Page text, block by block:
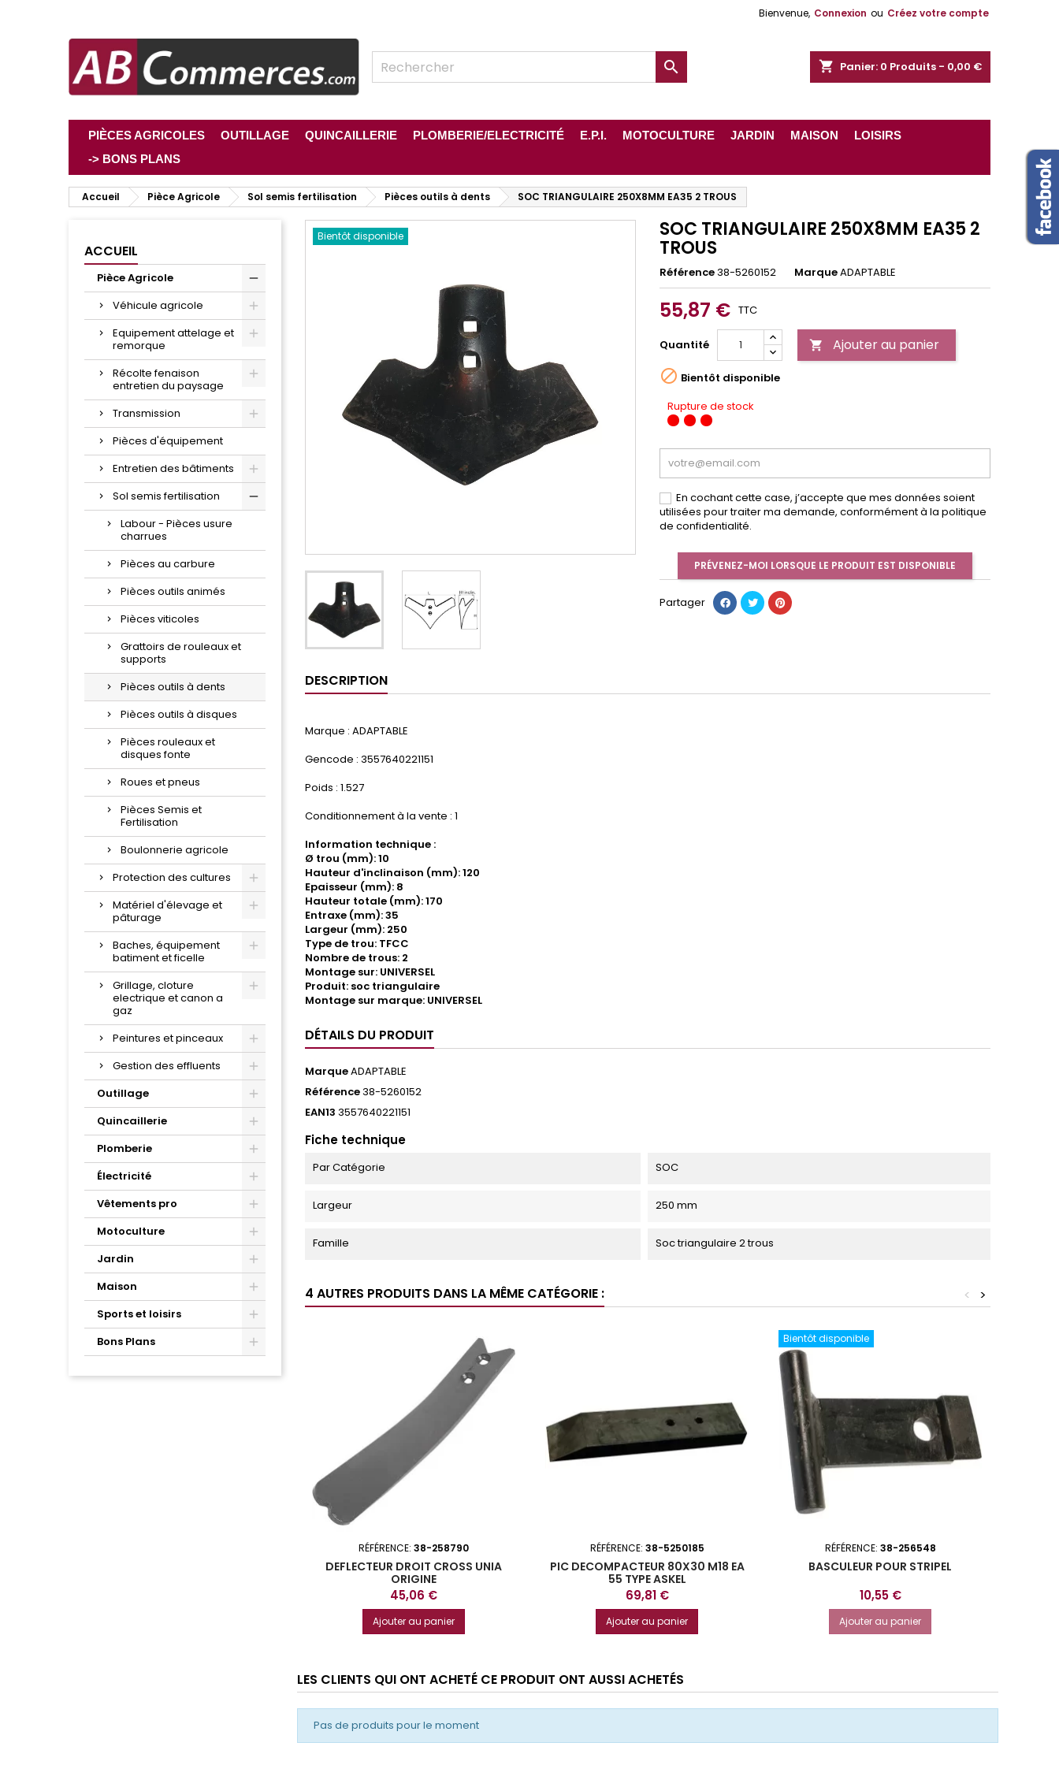
Bienvenue, Connexion ou Créez votre compte
shopping_cart Panier: 0 Produits - 0,00 €

PIÈCES AGRICOLES OUTILLAGE QUINCAILLERIE PLOMBERIE/ELECTRICITÉ E.P.I. MOTOCULTURE JARDIN MAISON
LOISIRS
-> BONS PLANS
Accueil Pièce Agricole Sol semis fertilisation Pièces outils à dents SOC TRIANGULAIRE 250X8MM EA35 2 TROUS
ACCUEIL
Pièce Agricole
Véhicule agricole
Equipement attelage et
remorque
Récolte fenaison
entretien du paysage
Transmission
Pièces d'équipement
Entretien des bâtiments
Sol semis fertilisation
Labour - Pièces usure
charrues
Pièces au carbure
Pièces outils animés
Pièces viticoles
Grattoirs de rouleaux et
supports
Pièces outils à dents
Pièces outils à disques
Pièces rouleaux et
disques fonte
Roues et pneus
Pièces Semis et
Fertilisation
Boulonnerie agricole
Protection des cultures
Matériel d'élevage et
pâturage
Baches, équipement
batiment et ficelle
Grillage, cloture
electrique et canon a
gaz
Peintures et pinceaux
Gestion des effluents
Outillage
Quincaillerie
Plomberie
Électricité
Vêtements pro
Motoculture
Jardin
Maison
Sports et loisirs
Bons Plans
Bientôt disponible SOC TRIANGULAIRE 250X8MM EA35 2
TROUS
Référence38-5260152 MarqueADAPTABLE
55,87 € TTC
Quantité  Ajouter au panier
 Bientôt disponible
Rupture de stock
En cochant cette case, j’accepte que mes données soient
utilisées pour traiter ma demande, conformément à la politique
de confidentialité.
PRÉVENEZ-MOI LORSQUE LE PRODUIT EST DISPONIBLE
Partager
DESCRIPTION
Marque : ADAPTABLE
Gencode : 3557640221151
Poids : 1.527
Conditionnement à la vente : 1
Information technique :
Ø trou (mm): 10
Hauteur d'inclinaison (mm): 120
Epaisseur (mm): 8
Hauteur totale (mm): 170
Entraxe (mm): 35
Largeur (mm): 250
Type de trou: TFCC
Nombre de trous: 2
Montage sur: UNIVERSEL
Produit: soc triangulaire
Montage sur marque: UNIVERSEL
DÉTAILS DU PRODUIT
MarqueADAPTABLE
Référence38-5260152
EAN13 3557640221151
Fiche technique
Par Catégorie SOC
Largeur 250 mm
Famille Soc triangulaire 2 trous
4 AUTRES PRODUITS DANS LA MÊME CATÉGORIE : >
<
RÉFÉRENCE: 38-258790
DEFLECTEUR DROIT CROSS UNIA
ORIGINE
Prix
45,06 €
Ajouter au panier
RÉFÉRENCE: 38-5250185
PIC DECOMPACTEUR 80X30 M18 EA
55 TYPE ASKEL
Prix
69,81 €
Ajouter au panier
Bientôt disponible
RÉFÉRENCE: 38-256548
BASCULEUR POUR STRIPEL
Prix
10,55 €
Ajouter au panier
LES CLIENTS QUI ONT ACHETÉ CE PRODUIT ONT AUSSI ACHETÉS
Pas de produits pour le moment